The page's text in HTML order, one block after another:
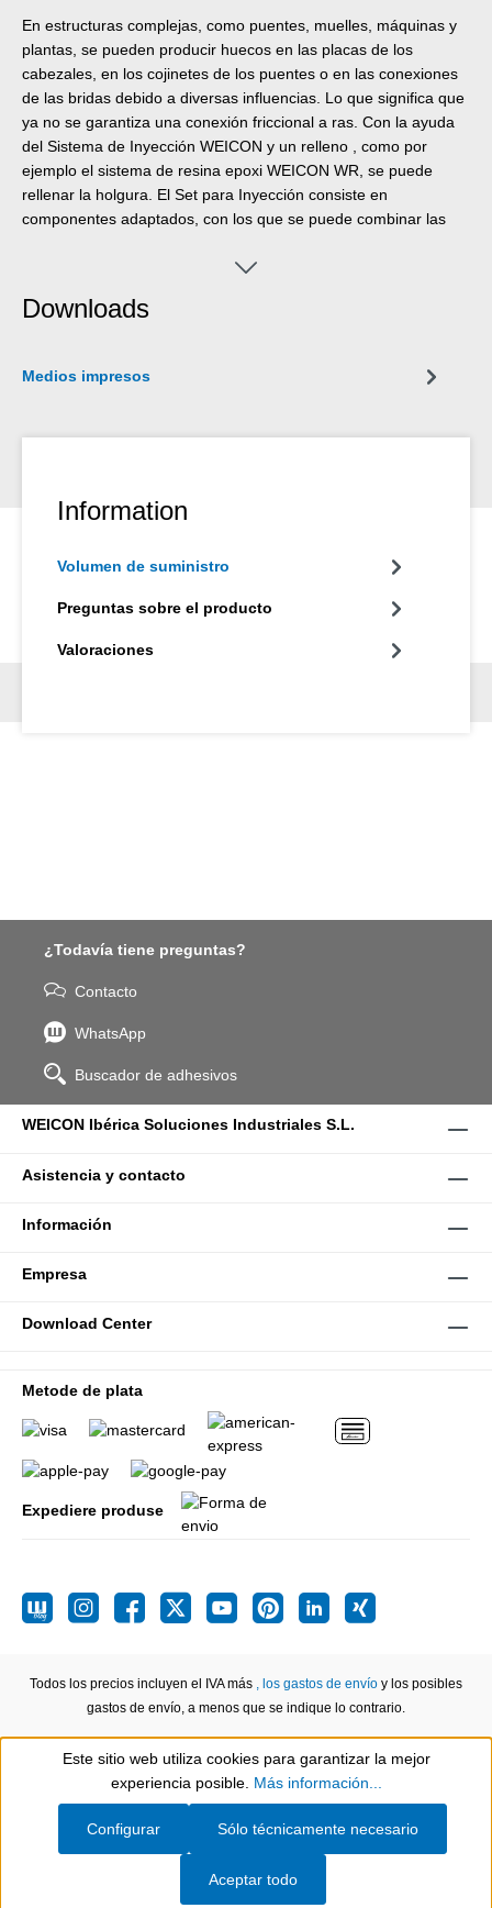
En estructuras complejas, como puentes, muelles, máquinas y
plantas, se pueden producir huecos en las placas de los
cabezales, en los cojinetes de los puentes o en las conexiones
de las bridas debido a diversas influencias. Lo que significa que
ya no se garantiza una conexión friccional a ras. Con la ayuda
del Sistema de Inyección WEICON y un relleno , como por
ejemplo el sistema de resina epoxi WEICON WR, se puede
rellenar la holgura. El Set para Inyección consiste en
componentes adaptados, con los que se puede combinar las
función del proyecto. Disponemos de un Set de Inyección para
packers diferentes. El WEICON Set para Inyecciones consiste
disponibles en los tamaños 50x30x10 mm y 50x25x25 mm.
Downloads
Medios impresos
Information
Volumen de suministro
Preguntas sobre el producto
Valoraciones
¿Todavía tiene preguntas?
Contacto
WhatsApp
Buscador de adhesivos
WEICON Ibérica Soluciones Industriales S.L.
Asistencia y contacto
Información
Empresa
Download Center
Metode de plata
Expediere produse
Todos los precios incluyen el IVA más , los gastos de envío y los posibles
gastos de envío, a menos que se indique lo contrario.
Show toolbar
Este sitio web utiliza cookies para garantizar la mejor
experiencia posible. Más información...
Sólo técnicamente necesario
Configurar
Aceptar todo